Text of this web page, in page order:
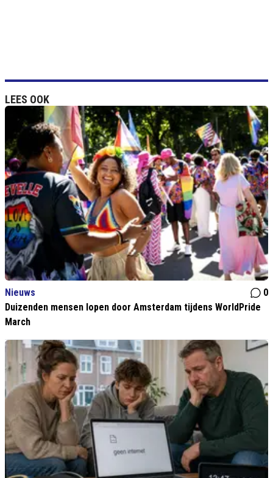
LEES OOK
Nieuws
0
Duizenden mensen lopen door Amsterdam tijdens WorldPride
March